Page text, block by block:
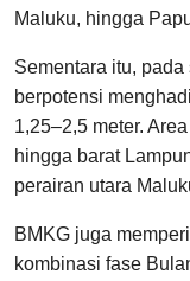
Maluku, hingga
Sementara itu, pada
berpotensi
1,25–2,5 meter.
hingga barat
perairan utara
BMKG juga
kombinasi fase